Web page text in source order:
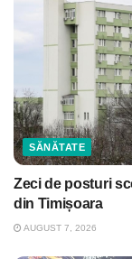
SĂNĂTATE
Zeci de posturi
din Timișoara
AUGUST 7, 2026